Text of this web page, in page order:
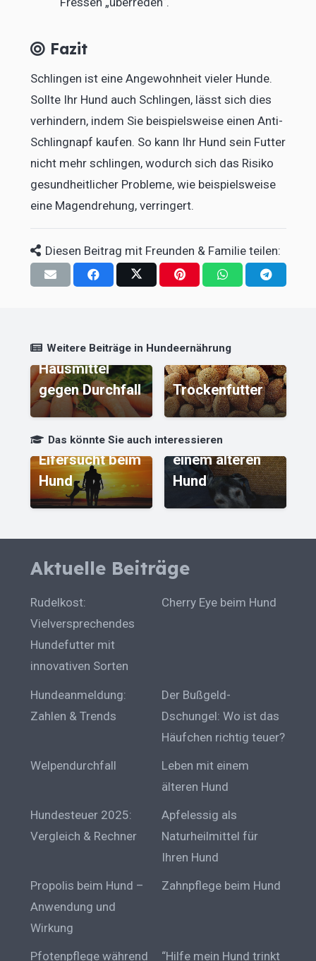
Fazit
Schlingen ist eine Angewohnheit vieler Hunde.
Sollte Ihr Hund auch Schlingen, lässt sich dies
verhindern, indem Sie beispielsweise einen Anti-
Schlingnapf kaufen. So kann Ihr Hund sein Futter
nicht mehr schlingen, wodurch sich das Risiko
gesundheitlicher Probleme, wie beispielsweise
eine Magendrehung, verringert.
Diesen Beitrag mit Freunden & Familie teilen:
Weitere Beiträge in Hundeernährung
– Das
Hausmittel
gegen Durchfall
Trockenfutter
Das könnte Sie auch interessieren
Eifersucht beim
Hund
Leben mit
einem älteren
Hund
Aktuelle Beiträge
Rudelkost:
Vielversprechendes
Hundefutter mit
innovativen Sorten
Cherry Eye beim Hund
Hundeanmeldung:
Zahlen & Trends
Der Bußgeld-
Dschungel: Wo ist das
Häufchen richtig teuer?
Welpendurchfall
Leben mit einem
älteren Hund
Hundesteuer 2025:
Vergleich & Rechner
Apfelessig als
Naturheilmittel für
Ihren Hund
Propolis beim Hund –
Anwendung und
Wirkung
Zahnpflege beim Hund
Pfotenpflege während
“Hilfe mein Hund trinkt